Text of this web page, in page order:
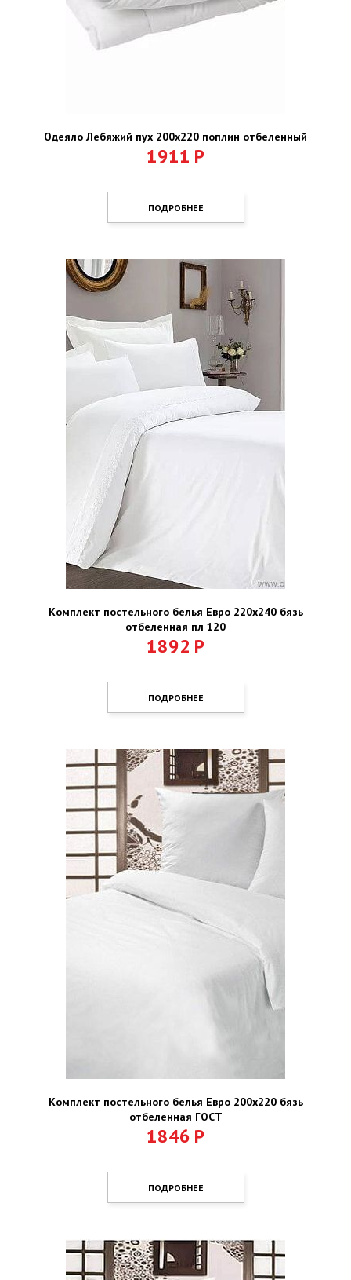
Одеяло Лебяжий пух 200х220 поплин отбеленный
1911 Р
ПОДРОБНЕЕ
Комплект постельного белья Евро 220х240 бязь
отбеленная пл 120
1892 Р
ПОДРОБНЕЕ
Комплект постельного белья Евро 200х220 бязь
отбеленная ГОСТ
1846 Р
ПОДРОБНЕЕ